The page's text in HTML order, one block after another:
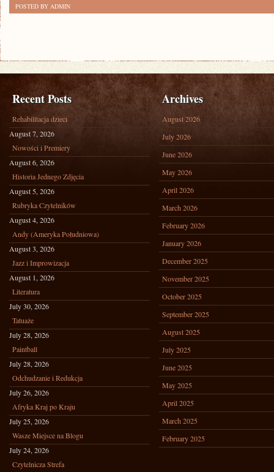
POSTED BY ADMIN
Recent Posts
Rehabilitacja dzieci
August 7, 2026
Nowości i Premiery
August 6, 2026
Historia Jednego Zdjęcia
August 5, 2026
Rubryka Czytelników
August 4, 2026
Andy (Ameryka Południowa)
August 3, 2026
Jazz i Improwizacja
August 1, 2026
Literatura
July 30, 2026
Tatuaże
July 28, 2026
Paintball
July 28, 2026
Odchudzanie i Redukcja
July 26, 2026
Afryka Kraj po Kraju
July 25, 2026
Wasze Miejsce na Blogu
July 24, 2026
Czytelnicza Strefa
Archives
August 2026
July 2026
June 2026
May 2026
April 2026
March 2026
February 2026
January 2026
December 2025
November 2025
October 2025
September 2025
August 2025
July 2025
June 2025
May 2025
April 2025
March 2025
February 2025